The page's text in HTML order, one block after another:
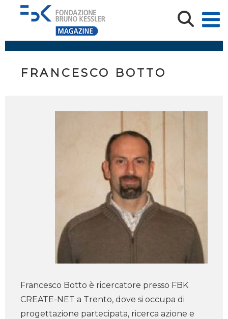
FRANCESCO BOTTO
Francesco Botto è ricercatore presso FBK
CREATE-NET a Trento, dove si occupa di
progettazione partecipata, ricerca azione e